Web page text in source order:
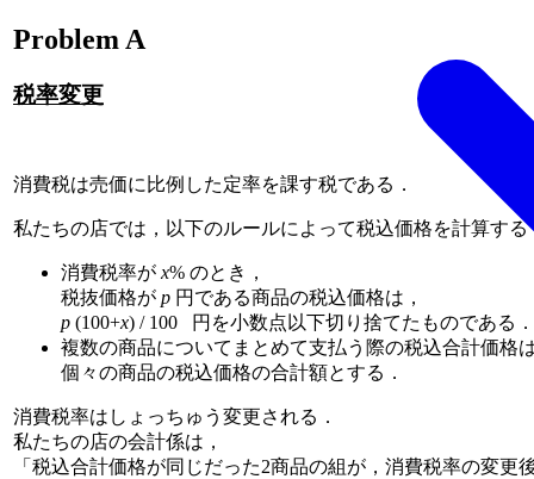
Problem A
税率変更
消費税は売価に比例した定率を課す税である．
私たちの店では，以下のルールによって税込価格を計算する
消費税率が x% のとき，
税抜価格が p 円である商品の税込価格は，
p (100+x) / 100 円を小数点以下切り捨てたものである．
複数の商品についてまとめて支払う際の税込合計価格
個々の商品の税込価格の合計額とする．
消費税率はしょっちゅう変更される．
私たちの店の会計係は，
「税込合計価格が同じだった2商品の組が，消費税率の変更